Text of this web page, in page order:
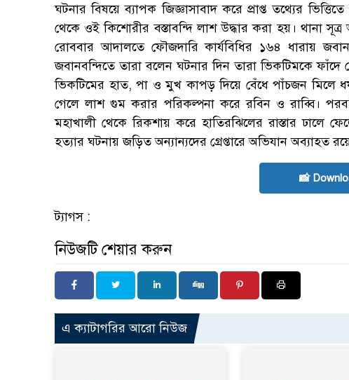
ঘটনার বিষয়ে ব্যাপক জিজ্ঞাসাবাদ করে প্রাপ্ত তথ্যের
থেকে ওই কিশোরীর বস্তাবন্দি লাশ উদ্ধার করা হয়। থানা
রোববার আদালতে ফৌজদারি কার্যবিধির ১৬৪ ধারায়
জবানবন্দিতে তারা বলেন ঘটনার দিন তারা ভিকটিমকে
ভিকটিমের হাত, পা ও মুখ কাপড় দিয়ে বেঁধে পাঁচজন মিলে
গেলে লাশ গুম করার পরিকল্পনা করে রবিন ও রাব্বি।
মহাখালী থেকে রিকশায় করে হাতিরঝিলের রাস্তার ঢালে
হত্যার ঘটনায় জড়িত অন্যান্যদের গ্রেপ্তারে অভিযান অব্যাহত
📸
ট্যাগস :
নিউজটি শেয়ার করুন
এ ক্যাটাগরির আরো নিউজ